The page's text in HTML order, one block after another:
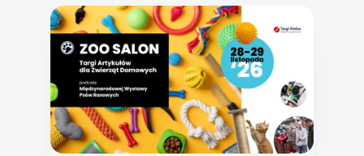
stworzone z myślą o lekarzach weterynarii,
właścicielach klinik i gabinetów, technikach
weterynaryjnych, hodowcach, producentach,
dystrybutorach oraz firmach rozwijających
nowoczesne rozwiązania dla sektora animal
health.Reklama